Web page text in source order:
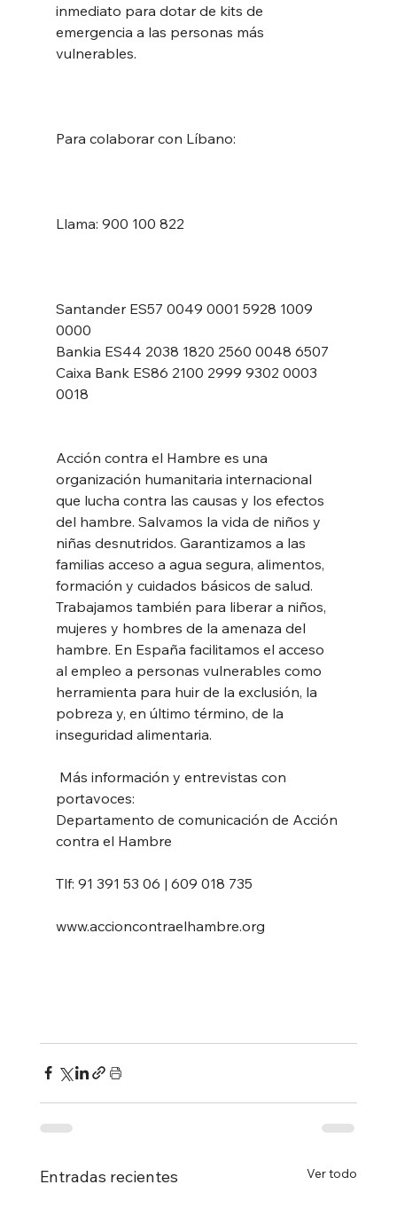
inmediato para dotar de kits de
emergencia a las personas más
vulnerables.
Para colaborar con Líbano:
Llama: 900 100 822
Santander ES57 0049 0001 5928 1009
0000
Bankia ES44 2038 1820 2560 0048 6507
Caixa Bank ES86 2100 2999 9302 0003
0018
Acción contra el Hambre es una
organización humanitaria internacional
que lucha contra las causas y los efectos
del hambre. Salvamos la vida de niños y
niñas desnutridos. Garantizamos a las
familias acceso a agua segura, alimentos,
formación y cuidados básicos de salud.
Trabajamos también para liberar a niños,
mujeres y hombres de la amenaza del
hambre. En España facilitamos el acceso
al empleo a personas vulnerables como
herramienta para huir de la exclusión, la
pobreza y, en último término, de la
inseguridad alimentaria.
portavoces:
Departamento de comunicación de Acción
contra el Hambre
Tlf: 91 391 53 06 | 609 018 735
www.accioncontraelhambre.org
Entradas recientes Ver todo